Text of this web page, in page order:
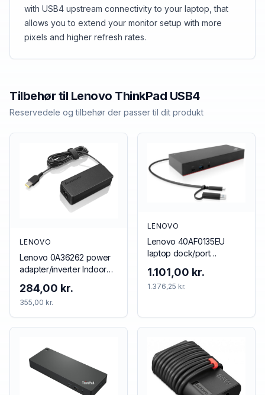
with USB4 upstream connectivity to your laptop, that
allows you to extend your monitor setup with more
pixels and higher refresh rates.
Tilbehør til Lenovo ThinkPad USB4
Reservedele og tilbehør der passer til dit produkt
LENOVO
Lenovo 0A36262 power
adapter/inverter Indoor
284,00 kr.
355,00 kr.
LENOVO
Lenovo 40AF0135EU
laptop dock/port
1.101,00 kr.
1.376,25 kr.